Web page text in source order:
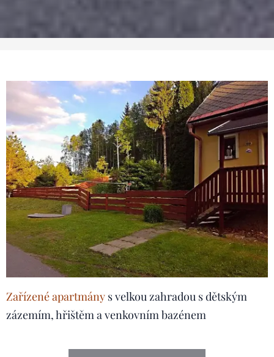
Zařízené apartmány s velkou zahradou s dětským
zázemím, hřištěm a venkovním bazénem